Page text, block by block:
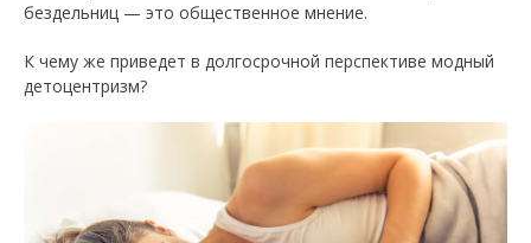
бездельниц — это общественное мнение.
К чему же приведет в долгосрочной перспективе модный
детоцентризм?